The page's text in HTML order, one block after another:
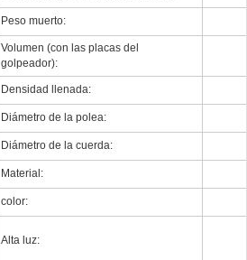
Peso muerto:
Volumen (con las placas del
golpeador):
Densidad llenada:
Diámetro de la polea:
Diámetro de la cuerda:
Material:
color:
Alta luz: